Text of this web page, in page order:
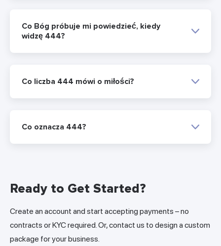
Co Bóg próbuje mi powiedzieć, kiedy
widzę 444?
Co liczba 444 mówi o miłości?
Co oznacza 444?
Ready to Get Started?
Create an account and start accepting payments – no
contracts or KYC required. Or, contact us to design a custom
package for your business.